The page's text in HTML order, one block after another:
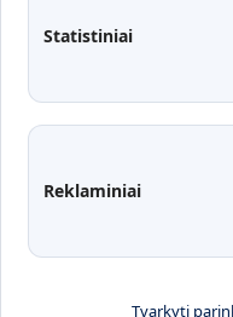
Statistiniai
Reklaminiai
Tvarkyti
Moodle
EDINA
Pasirengimas